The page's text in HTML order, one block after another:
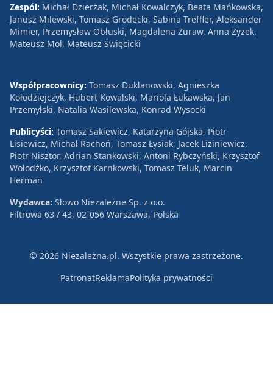
Zespół: Michał Dzierżak, Michał Kowalczyk, Beata Mańkowska,
Janusz Milewski, Tomasz Grodecki, Sabina Treffler, Aleksander
Mimier, Przemysław Obłuski, Magdalena Żuraw, Anna Zyzek,
Mateusz Mol, Mateusz Święcicki
Współpracownicy: Tomasz Duklanowski, Agnieszka
Kołodziejczyk, Hubert Kowalski, Mariola Łukawska, Jan
Przemyłski, Natalia Wasilewska, Konrad Wysocki
Publicyści: Tomasz Sakiewicz, Katarzyna Gójska, Piotr
Lisiewicz, Michał Rachoń, Tomasz Łysiak, Jacek Liziniewicz,
Piotr Nisztor, Adrian Stankowski, Antoni Rybczyński, Krzysztof
Wołodźko, Krzysztof Karnkowski, Tomasz Teluk, Marcin
Herman
Wydawca: Słowo Niezależne Sp. z o.o.
Filtrowa 63 / 43, 02-056 Warszawa, Polska
© 2026 Niezależna.pl. Wszystkie prawa zastrzeżone.
PatronatReklamaPolityka prywatności